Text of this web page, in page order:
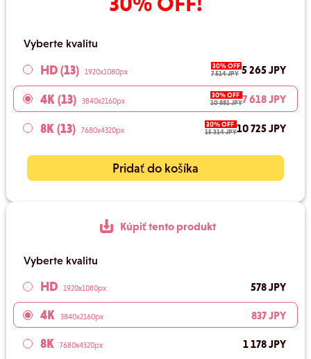
Vyberte kvalitu
HD (13) 1920x1080px
30% OFF
7 514 JPY 5 265 JPY
4K (13) 3840x2160px
30% OFF
10 881 JPY7 618 JPY
8K (13) 7680x4320px
30% OFF
15 314 JPY10 725 JPY
Pridať do košíka
Kúpiť tento produkt
Vyberte kvalitu
HD 1920x1080px 578 JPY
4K 3840x2160px 837 JPY
8K 7680x4320px 1 178 JPY